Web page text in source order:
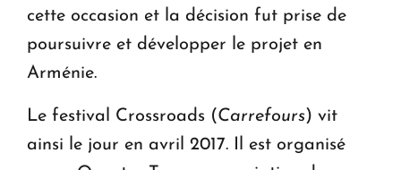
cette occasion et la décision fut prise de
poursuivre et développer le projet en
Arménie.
Le festival Crossroads (Carrefours) vit
ainsi le jour en avril 2017. Il est organisé